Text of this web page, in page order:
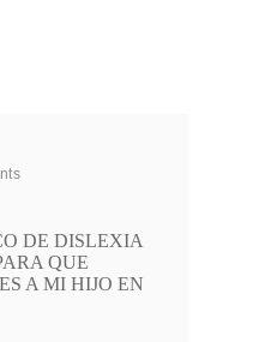
DE DISLEXIA
QUE
A MI HIJO EN